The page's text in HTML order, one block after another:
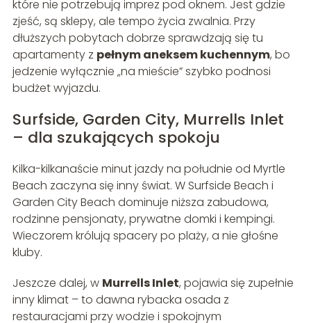
które nie potrzebują imprez pod oknem. Jest gdzie
zjeść, są sklepy, ale tempo życia zwalnia. Przy
dłuższych pobytach dobrze sprawdzają się tu
apartamenty z pełnym aneksem kuchennym, bo
jedzenie wyłącznie „na mieście” szybko podnosi
budżet wyjazdu.
Surfside, Garden City, Murrells Inlet
– dla szukających spokoju
Kilka-kilkanaście minut jazdy na południe od Myrtle
Beach zaczyna się inny świat. W Surfside Beach i
Garden City Beach dominuje niższa zabudowa,
rodzinne pensjonaty, prywatne domki i kempingi.
Wieczorem królują spacery po plaży, a nie głośne
kluby.
Jeszcze dalej, w Murrells Inlet, pojawia się zupełnie
inny klimat – to dawna rybacka osada z
restauracjami przy wodzie i spokojnym